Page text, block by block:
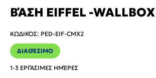
ΒΆΣΗ EIFFEL -WALLBOX
ΚΩΔΙΚΌΣ: PED-EIF-CMX2
ΔΙΑΘΈΣΙΜΟ
1-3 ΕΡΓΆΣΙΜΕΣ ΗΜΈΡΕΣ